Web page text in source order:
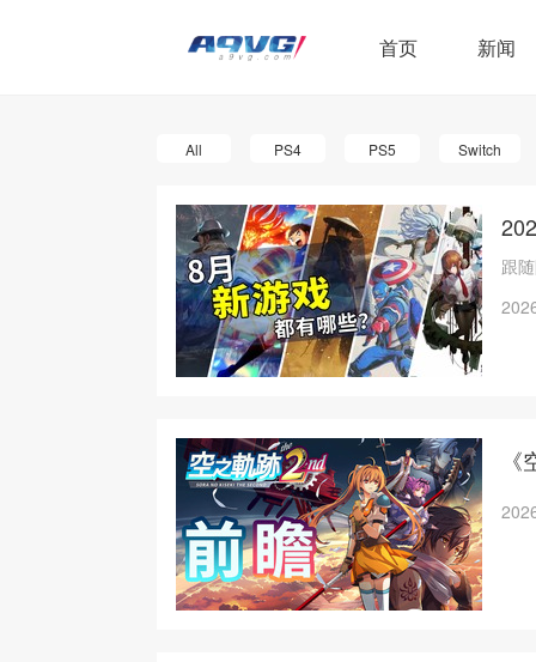
首页 新闻
All PS4 PS5 Switch
跟